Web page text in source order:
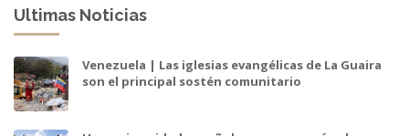
Ultimas Noticias
Venezuela | Las iglesias evangélicas de La Guaira
son el principal sostén comunitario